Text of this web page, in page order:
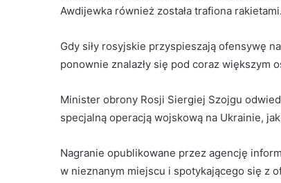
Awdijewka również została trafiona rakietami.
Gdy siły rosyjskie przyspieszają ofensywę
ponownie znalazły się pod coraz większym
Minister obrony Rosji Siergiej Szojgu
specjalną operacją wojskową na Ukrainie,
Nagranie opublikowane przez agencję
w nieznanym miejscu i spotykającego się z